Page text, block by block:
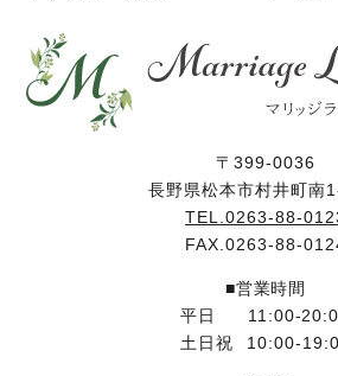
〒399-0036
長野県松本市村井町南
TEL.0263-88-
FAX.0263-88-
■営業時間
平日
11:00-
土日祝
10:00-